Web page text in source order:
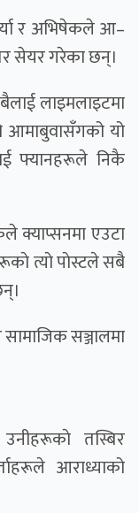
र अभिषेकले आ–
सेयर गरेका छन्।
लाइमलाइटमा
आमाबुवासँगको यो
फ्यानहरूले निकै
क्याप्सनमा एउटा
त्याे पाेस्टले सबै
सामाजिक सञ्जालमा
तस्बिर
आराध्याको